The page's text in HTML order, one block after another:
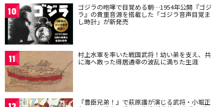
10 ゴジラの咆哮で目覚める朝…1954年公開『ゴジ
ラ』の貴重音源を搭載した「ゴジラ音声目覚ま
し時計」が新発売
11 村上水軍を率いた戦国武将！幼い弟を支え、共
に海へ散った得居通幸の波乱に満ちた生涯
『豊臣兄弟！』で萩原護が演じる武将・小堀正